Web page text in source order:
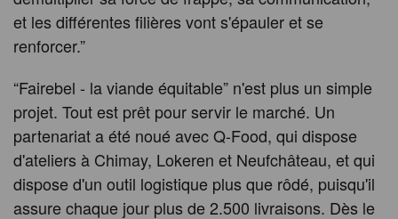
et les différentes filières vont s'épauler et se
renforcer.”
“Fairebel - la viande équitable” n'est plus un simple
projet. Tout est prêt pour servir le marché. Un
partenariat a été noué avec Q-Food, qui dispose
d'ateliers à Chimay, Lokeren et Neufchâteau, et qui
dispose d'un outil logistique plus que rôdé, puisqu'il
assure chaque jour plus de 2.500 livraisons. Dès le